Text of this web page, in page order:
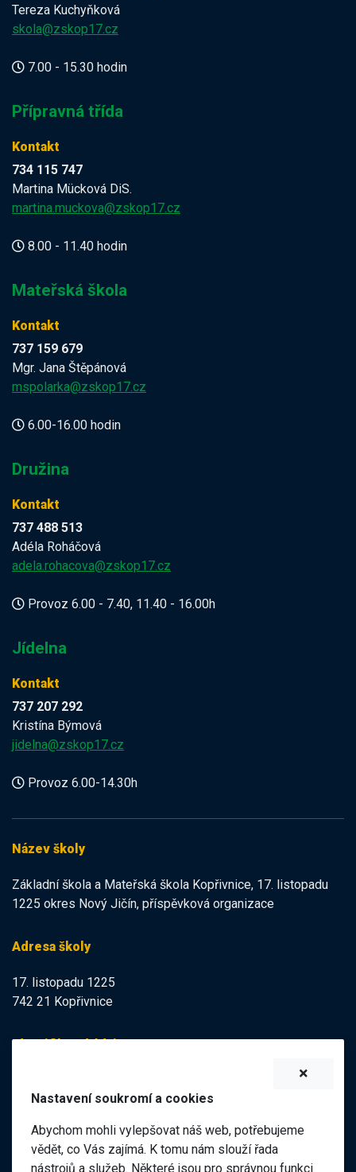
Tereza Kuchyňková
skola@zskop17.cz
7.00 - 15.30 hodin
Přípravná třída
Kontakt
734 115 747
Martina Mücková DiS.
martina.muckova@zskop17.cz
8.00 - 11.40 hodin
Mateřská škola
Kontakt
737 159 679
Mgr. Jana Štěpánová
mspolarka@zskop17.cz
6.00-16.00 hodin
Družina
Kontakt
737 488 513
Adéla Roháčová
adela.rohacova@zskop17.cz
Provoz 6.00 - 7.40, 11.40 - 16.00h
Jídelna
Kontakt
737 207 292
Kristína Býmová
jidelna@zskop17.cz
Provoz 6.00-14.30h
Název školy
Základní škola a Mateřská škola Kopřivnice, 17. listopadu
1225 okres Nový Jičín, příspěvková organizace
Adresa školy
17. listopadu 1225
742 21 Kopřivnice
Identifikační údaje
IČO:47998121
Elektronická podatelna
Nastavení soukromí a cookies
Abychom mohli vylepšovat náš web, potřebujeme
vědět, co Vás zajímá. K tomu nám slouží řada
nástrojů a služeb. Některé jsou pro správnou funkci